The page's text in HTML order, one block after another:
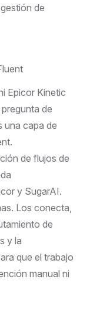
de
Epicor Kinetic
de
una capa de
de flujos de
y SugarAI.
Los conecta,
de
y la
que el trabajo
manual ni